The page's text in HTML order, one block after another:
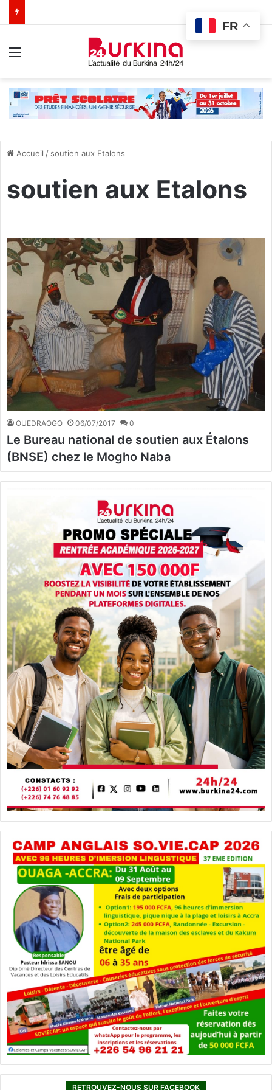
Accueil / soutien aux Etalons
soutien aux Etalons
OUEDRAOGO 06/07/2017 0
Le Bureau national de soutien aux Étalons
(BNSE) chez le Mogho Naba
RETROUVEZ-NOUS SUR FACEBOOK
FR